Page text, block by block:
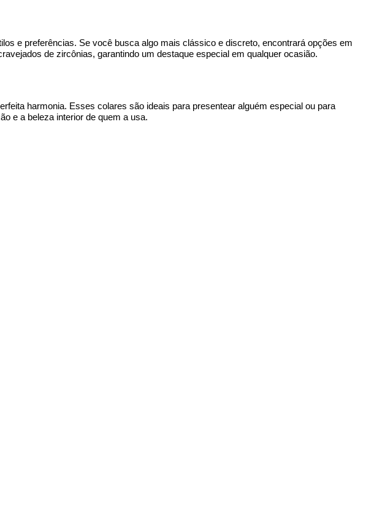
e preferências. Se você busca algo mais clássico e discreto, encontrará opções em
de zircônias, garantindo um destaque especial em qualquer ocasião.
harmonia. Esses colares são ideais para presentear alguém especial ou para
e a beleza interior de quem a usa.